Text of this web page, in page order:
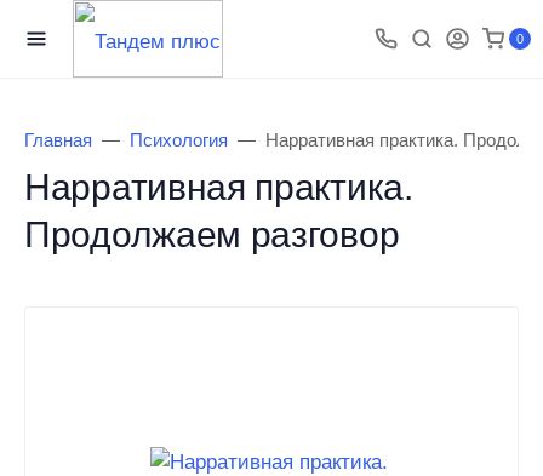
0
Главная Психология Нарративная практика.
Нарративная практика.
Продолжаем разговор